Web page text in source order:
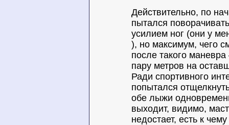
Действительно, по
пытался
усилием ног (они у
), но максимум, чего
после такого маневра
пару метров на
Ради спортивного
попытался
обе лыжи
выходит, видимо,
недостает, есть к